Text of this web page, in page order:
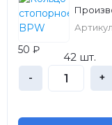
50 ₽
42 шт.
- +